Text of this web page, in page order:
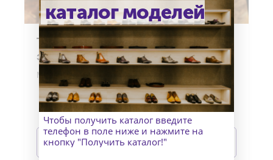
Топсайдеры из оленьей кожи и
замши
Материалы верха: Оленья кожа и замша
Материал подошвы: Каучук
Изготовление: индивидуально
Подробнее
каталог моделей
Чтобы получить каталог введите
телефон в поле ниже и нажмите на
кнопку "Получить каталог!"